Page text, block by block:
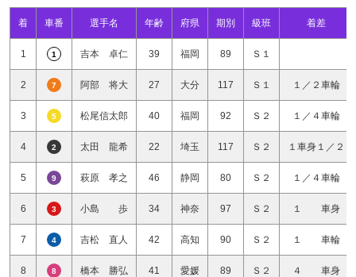
着 車番 選手名 年齢 府県 期別 級班 着差
1 1 吉本 卓仁 39 福岡 89 Ｓ１
2 7 阿部 将大 27 大分 117 Ｓ１ １／２車輪
3 5 松尾信太郎 40 福岡 92 Ｓ２ １／４車輪
4 2 太田 龍希 22 埼玉 117 Ｓ２ １車身１／２
5 9 萩原 孝之 46 静岡 80 Ｓ２ １／４車輪
6 3 小島 歩 34 神奈 97 Ｓ２ １ 車身
7 4 吉松 直人 42 高知 90 Ｓ２ １ 車輪
8 8 橋本 勝弘 41 愛媛 89 Ｓ２ ４ 車身